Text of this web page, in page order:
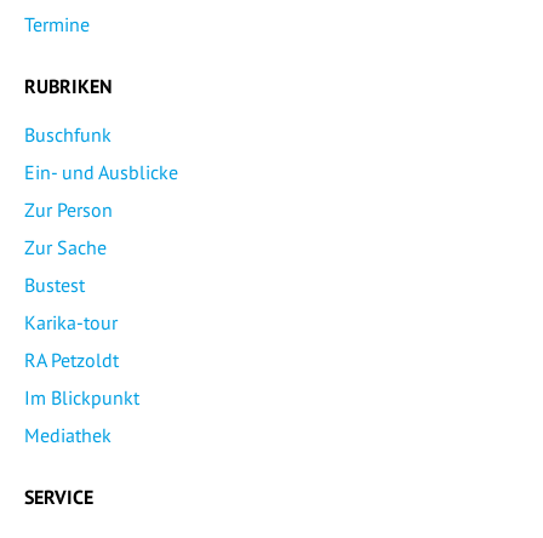
Termine
RUBRIKEN
Buschfunk
Ein- und Ausblicke
Zur Person
Zur Sache
Bustest
Karika-tour
RA Petzoldt
Im Blickpunkt
Mediathek
SERVICE